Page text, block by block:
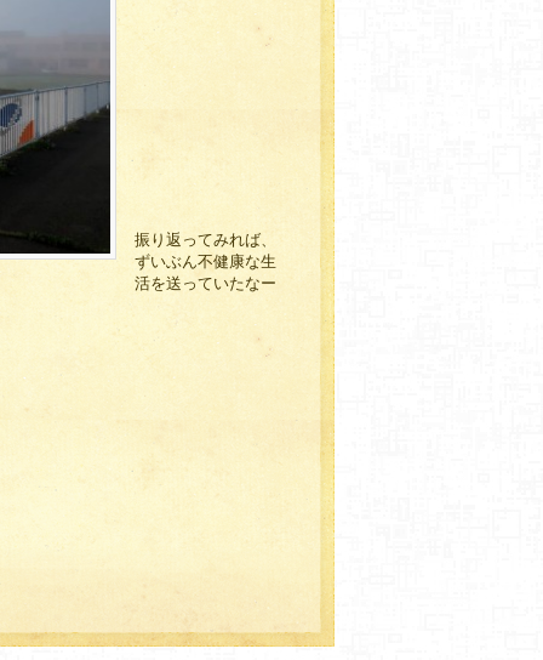
振り返ってみれば、
ずいぶん不健康な生
活を送っていたなー